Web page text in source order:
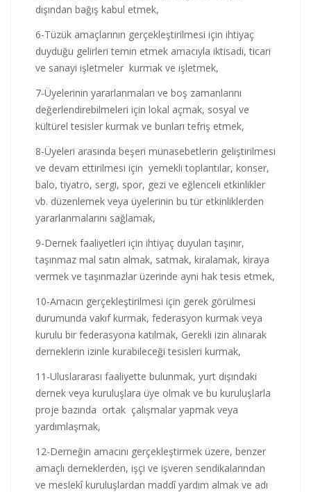
dışından bağış kabul etmek,
6-Tüzük amaçlarının gerçekleştirilmesi için ihtiyaç
duyduğu gelirleri temin etmek amacıyla iktisadi, ticari
ve sanayi işletmeler kurmak ve işletmek,
7-Üyelerinin yararlanmaları ve boş zamanlarını
değerlendirebilmeleri için lokal açmak, sosyal ve
kültürel tesisler kurmak ve bunları tefriş etmek,
8-Üyeleri arasında beşeri münasebetlerin geliştirilmesi
ve devam ettirilmesi için yemekli toplantılar, konser,
balo, tiyatro, sergi, spor, gezi ve eğlenceli etkinlikler
vb. düzenlemek veya üyelerinin bu tür etkinliklerden
yararlanmalarını sağlamak,
9-Dernek faaliyetleri için ihtiyaç duyulan taşınır,
taşınmaz mal satın almak, satmak, kiralamak, kiraya
vermek ve taşınmazlar üzerinde ayni hak tesis etmek,
10-Amacın gerçekleştirilmesi için gerek görülmesi
durumunda vakıf kurmak, federasyon kurmak veya
kurulu bir federasyona katılmak, Gerekli izin alınarak
derneklerin izinle kurabileceği tesisleri kurmak,
11-Uluslararası faaliyette bulunmak, yurt dışındaki
dernek veya kuruluşlara üye olmak ve bu kuruluşlarla
proje bazında ortak çalışmalar yapmak veya
yardımlaşmak,
12-Derneğin amacını gerçekleştirmek üzere, benzer
amaçlı derneklerden, işçi ve işveren sendikalarından
ve meslekî kuruluşlardan maddî yardım almak ve adı